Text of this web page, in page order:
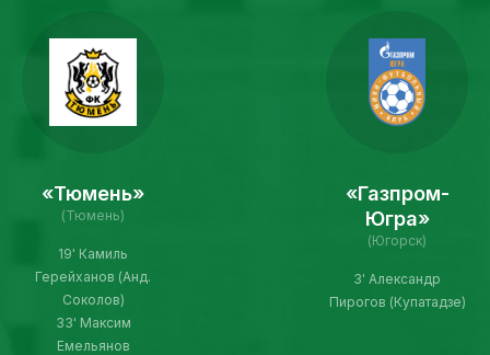
«Тюмень»
(Тюмень)
19' Камиль
Герейханов (Анд.
Соколов)
33' Максим
Емельянов
«Газпром-
Югра»
(Югорск)
3' Александр
Пирогов (Купатадзе)